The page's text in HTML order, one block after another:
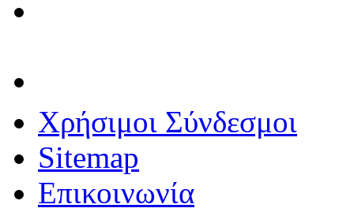
Χρήσιμοι Σύνδεσμοι
Sitemap
Επικοινωνία